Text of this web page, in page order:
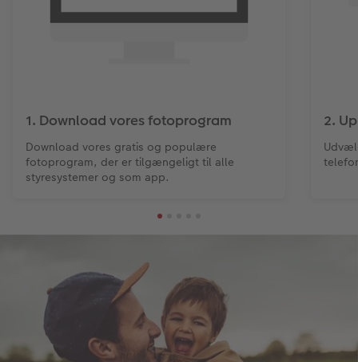
1. Download vores fotoprogram
Download vores gratis og populære
fotoprogram, der er tilgængeligt til alle
styresystemer og som app.
2.